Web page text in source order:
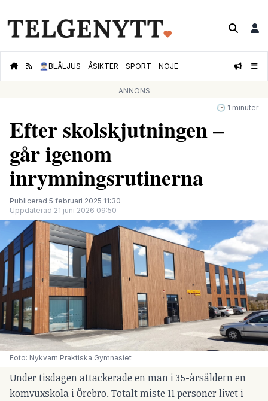
👮🏻‍♂️BLÅLJUS ÅSIKTER SPORT NÖJE
ANNONS
🕝 1 minuter
Efter skolskjutningen –
går igenom
inrymningsrutinerna
Publicerad 5 februari 2025 11:30
Uppdaterad 21 juni 2026 09:50
Foto: Nykvarn Praktiska Gymnasiet
Under tisdagen attackerade en man i 35-årsåldern en
komvuxskola i Örebro. Totalt miste 11 personer livet i